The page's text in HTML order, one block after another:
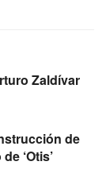
Zaldívar
de
‘Otis’